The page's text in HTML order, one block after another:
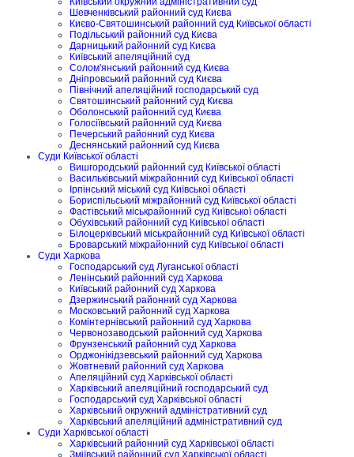
Шевченківський районний суд Києва
Києво-Святошинський районний суд Київської області
Подільський районний суд Києва
Дарницький районний суд Києва
Київський апеляційний суд
Солом'янський районний суд Києва
Дніпровський районний суд Києва
Північний апеляційний господарський суд
Святошинський районний суд Києва
Оболонський районний суд Києва
Голосіївський районний суд Києва
Печерський районний суд Києва
Деснянський районний суд Києва
Суди Київської області
Вишгородський районний суд Київської області
Васильківський міжрайонний суд Київської області
Ірпінський міський суд Київської області
Бориспільський міжрайонний суд Київської області
Фастівський міськрайонний суд Київської області
Обухівський районний суд Київської області
Білоцерківський міськрайонний суд Київської області
Броварський міжрайонний суд Київської області
Суди Харкова
Господарський суд Луганської області
Ленінський районний суд Харкова
Київський районний суд Харкова
Дзержинський районний суд Харкова
Московський районний суд Харкова
Комінтернівський районний суд Харкова
Червонозаводський районний суд Харкова
Фрунзенський районний суд Харкова
Орджонікідзевський районний суд Харкова
Жовтневий районний суд Харкова
Апеляційний суд Харківської області
Харківський апеляційний господарський суд
Господарський суд Харківської області
Харківський окружний адміністративний суд
Харківський апеляційний адміністративний суд
Суди Харківської області
Харківський районний суд Харківської області
Зміївський районний суд Харківської області